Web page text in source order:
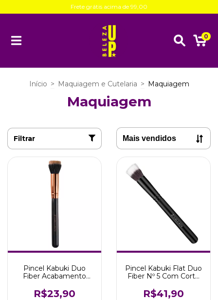
Frete grátis acima de 99,00
0
Início > Maquiagem e Cutelaria > Maquiagem
Maquiagem
Filtrar
Pincel Kabuki Duo
Fiber Acabamento
Thaeme
R$23,90
Pincel Kabuki Flat Duo
Fiber Nº 5 Com Corte
R$41,90